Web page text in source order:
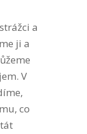
a
ji a
V
co